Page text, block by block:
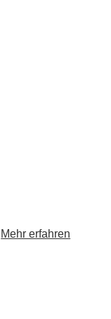
Mehr erfahren